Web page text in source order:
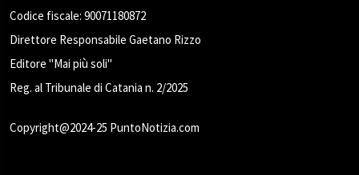
Codice fiscale: 90071180872
Direttore Responsabile Gaetano Rizzo
Editore "Mai più soli"
Reg. al Tribunale di Catania n. 2/2025
Copyright@2024-25 PuntoNotizia.com